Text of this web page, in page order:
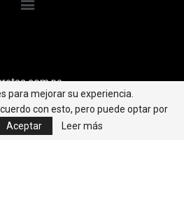
para mejorar su experiencia.
con esto, pero puede optar por
Aceptar Leer más